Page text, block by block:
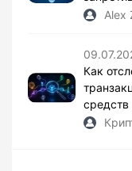
Alex
Как
средств